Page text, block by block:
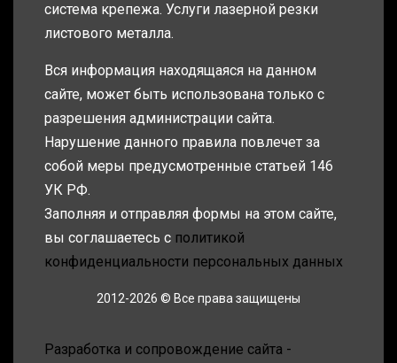
система крепежа. Услуги лазерной резки
листового металла.
Вся информация находящаяся на данном
сайте, может быть использована только с
разрешения администрации сайта.
Нарушение данного правила повлечет за
собой меры предусмотренные статьей 146
УК РФ.
Заполняя и отправляя формы на этом сайте,
вы соглашаетесь с политикой
конфиденциальности персональных данных
2012-2026 © Все права защищены
Разработка и сопровождение сайта -